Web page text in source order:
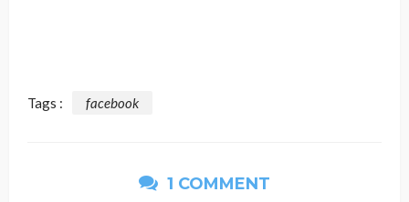
Tags : facebook
1 COMMENT